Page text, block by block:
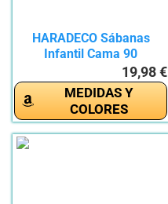
HARADECO Sábanas
Infantil Cama 90
Microfibra,...19,98 €
MEDIDAS Y
COLORES